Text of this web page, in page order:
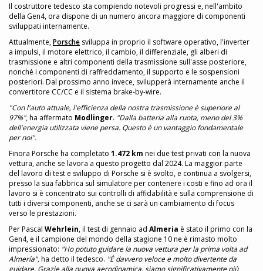
Il costruttore tedesco sta compiendo notevoli progressi e, nell'ambito
della Gen4, ora dispone di un numero ancora maggiore di componenti
sviluppati internamente.
Attualmente,Porsche sviluppa in proprio il software operativo, l'inverter
a impulsi, il motore elettrico, il cambio, il differenziale, gli alberi di
trasmissione e altri componenti della trasmissione sull'asse posteriore,
nonché i componenti di raffreddamento, il supporto e le sospensioni
posteriori. Dal prossimo anno invece, svilupperà internamente anche il
convertitore CC/CC e il sistema brake-by-wire.
"Con l'auto attuale, l'efficienza della nostra trasmissione è superiore al
97%", ha affermato Modlinger. "Dalla batteria alla ruota, meno del 3%
dell'energia utilizzata viene persa. Questo è un vantaggio fondamentale
per noi".
Finora Porsche ha completato 1.472 km nei due test privati con la nuova
vettura, anche se lavora a questo progetto dal 2024. La maggior parte
del lavoro di test e sviluppo di Porsche si è svolto, e continua a svolgersi,
presso la sua fabbrica sul simulatore per contenere i costi e fino ad ora il
lavoro si è concentrato sui controlli di affidabilità e sulla comprensione di
tutti i diversi componenti, anche se ci sarà un cambiamento di focus
verso le prestazioni.
Per Pascal Wehrlein, il test di gennaio ad Almeria è stato il primo con la
Gen4, e il campione del mondo della stagione 10 ne è rimasto molto
impressionato: "Ho potuto guidare la nuova vettura per la prima volta ad
Almería",ha detto il tedesco. "È davvero veloce e molto divertente da
guidare. Grazie alla nuova aerodinamica, siamo significativamente più